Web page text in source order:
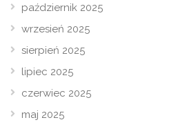
październik 2025
wrzesień 2025
sierpień 2025
lipiec 2025
czerwiec 2025
maj 2025